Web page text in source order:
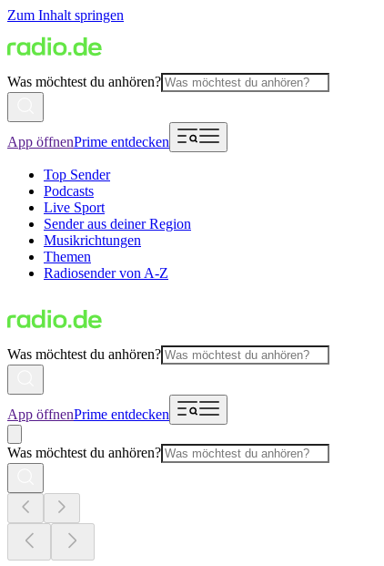
Zum Inhalt springen
Was möchtest du anhören?
App öffnenPrime entdecken
Top Sender
Podcasts
Live Sport
Sender aus deiner Region
Musikrichtungen
Themen
Radiosender von A-Z
Was möchtest du anhören?
App öffnenPrime entdecken
Was möchtest du anhören?